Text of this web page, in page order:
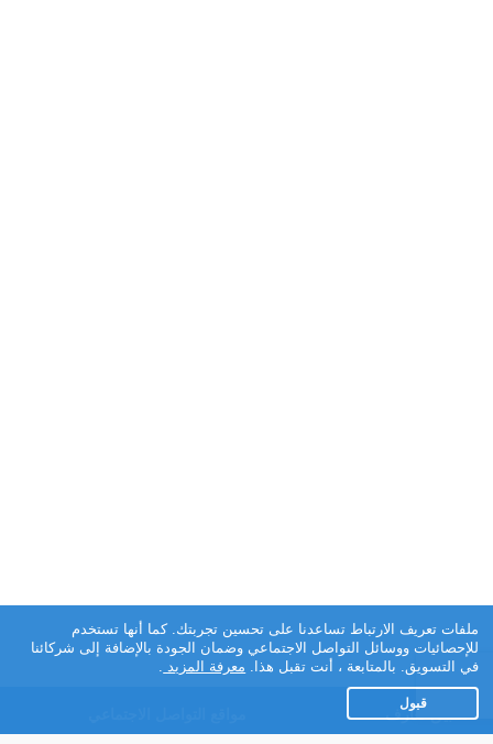
تطبيق تعارف
ملفات تعريف الارتباط تساعدنا على تحسين تجربتك. كما أنها تستخدم
للإحصائيات ووسائل التواصل الاجتماعي وضمان الجودة بالإضافة إلى شركائنا
في التسويق. بالمتابعة ، أنت تقبل هذا. معرفة المزيد .
قبول